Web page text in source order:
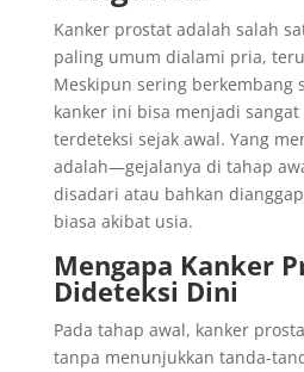
Kanker prostat adalah salah
paling umum dialami pria,
Meskipun sering berkembang
kanker ini bisa menjadi
terdeteksi sejak awal. Yang
adalah—gejalanya di tahap
disadari atau bahkan
biasa akibat usia.
Mengapa Kanker
Dideteksi Dini
Pada tahap awal, kanker
tanpa menunjukkan tanda-